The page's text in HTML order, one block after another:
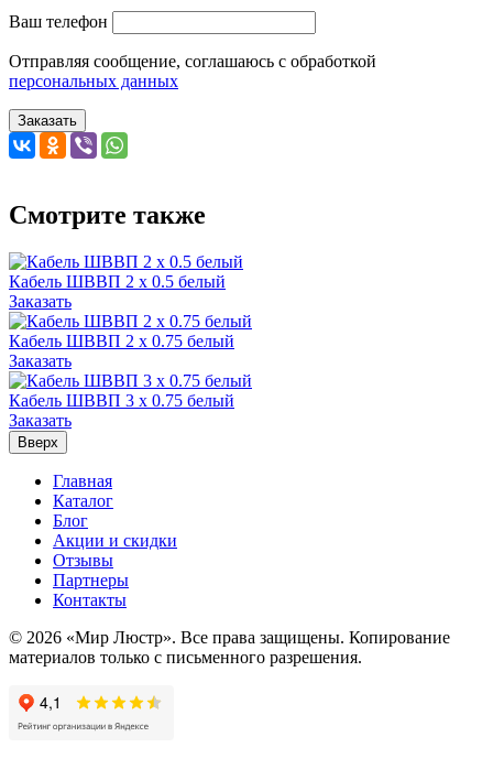
Ваш телефон
Отправляя сообщение, соглашаюсь с обработкой
персональных данных
Заказать
Смотрите также
Кабель ШВВП 2 x 0.5 белый
Заказать
Кабель ШВВП 2 x 0.75 белый
Заказать
Кабель ШВВП 3 x 0.75 белый
Заказать
Вверх
Главная
Каталог
Блог
Акции и скидки
Отзывы
Партнеры
Контакты
© 2026 «Мир Люстр». Все права защищены. Копирование
материалов только с письменного разрешения.